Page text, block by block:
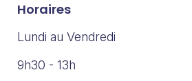
Horaires
Lundi au Vendredi
9h30 - 13h